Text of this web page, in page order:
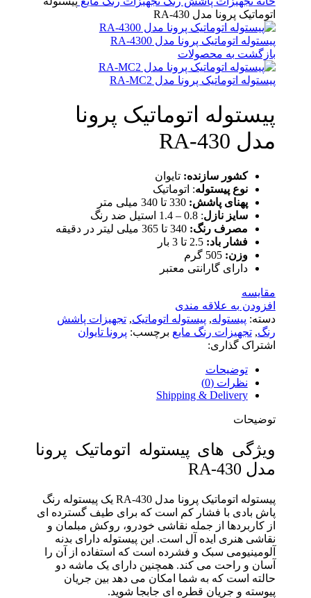
اتوماتیک پرونا مدل RA-430
پیستوله اتوماتیک پرونا مدل RA-4300
بازگشت به محصولات
پیستوله اتوماتیک پرونا مدل RA-MC2
پیستوله اتوماتیک پرونا
مدل RA-430
کشور سازنده:تایوان
نوع پیستوله: اتوماتیک
پهنای پاشش:330 تا 340 میلی متر
سایز نازل: 0.8 – 1.4 استیل ضد رنگ
مصرف رنگ:340 تا 365 میلی لیتر در دقیقه
فشار باد: 2.5 تا 3 بار
وزن:505 گرم
دارای گارانتی معتبر
مقایسه
افزودن به علاقه مندی
دسته: پیستوله, پیستوله اتوماتیک, تجهیزات پاشش
رنگ, تجهیزات رنگ مایع برچسب: پرونا تایوان
اشتراک گذاری:
توضیحات
نظرات (0)
Shipping & Delivery
توضیحات
ویژگی های پیستوله اتوماتیک پرونا
مدل RA-430
پیستوله اتوماتیک پرونا مدل RA-430 یک پیستوله رنگ
پاش بادی با فشار کم است که برای طیف گسترده ای
از کاربردها از جمله نقاشی خودرو، روکش مبلمان و
نقاشی هنری ایده آل است. این پیستوله دارای بدنه
آلومینیومی سبک و فشرده است که استفاده از آن را
آسان و راحت می کند. همچنین دارای یک ماشه دو
حالته است که به شما امکان می دهد بین جریان
پیوسته و جریان قطره ای جابجا شوید.